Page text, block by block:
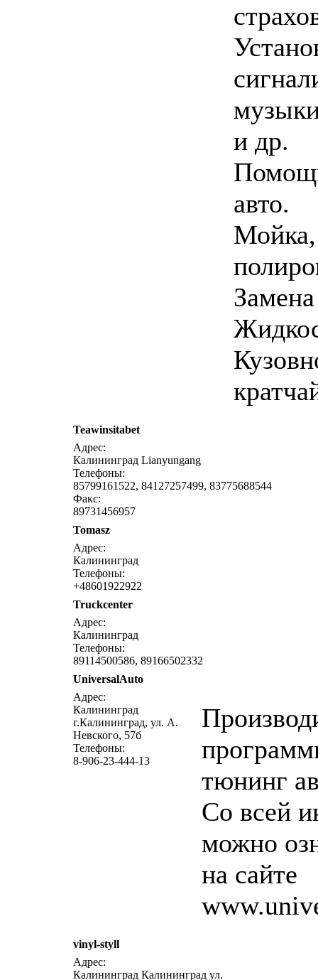
и др.
авто.
Teawinsitabet
Адрес:
Калининград Lianyungang
Телефоны:
85799161522, 84127257499, 83775688544
Факс:
89731456957
Tomasz
Адрес:
Калининград
Телефоны:
+48601922922
Truckcenter
Адрес:
Калининград
Телефоны:
89114500586, 89166502332
UniversalAuto
Адрес:
Калининград
г.Калининград, ул. А.
Невского, 57б
Телефоны:
8-906-23-444-13
тюнинг
Со всей
можно
на сайте
vinyl-styll
Адрес:
Калининград Калининград ул.